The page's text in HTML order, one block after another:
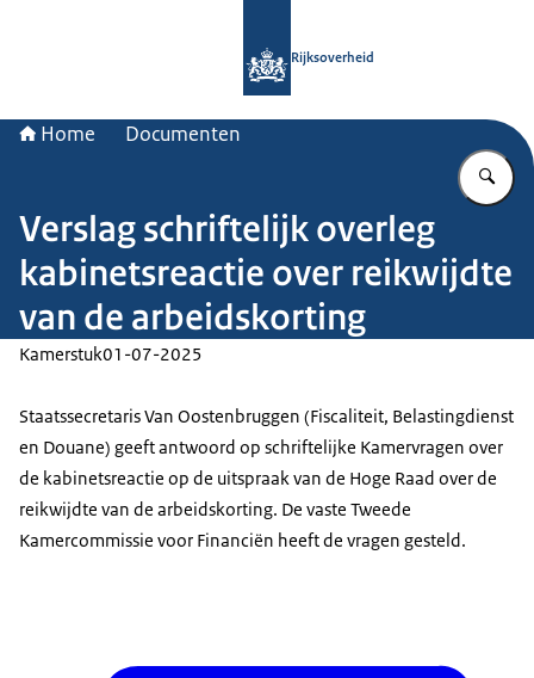
Rijksoverheid
Home Documenten
Verslag schriftelijk overleg
kabinetsreactie over reikwijdte
van de arbeidskorting
Kamerstuk01-07-2025
Staatssecretaris Van Oostenbruggen (Fiscaliteit, Belastingdienst
en Douane) geeft antwoord op schriftelijke Kamervragen over
de kabinetsreactie op de uitspraak van de Hoge Raad over de
reikwijdte van de arbeidskorting. De vaste Tweede
Kamercommissie voor Financiën heeft de vragen gesteld.